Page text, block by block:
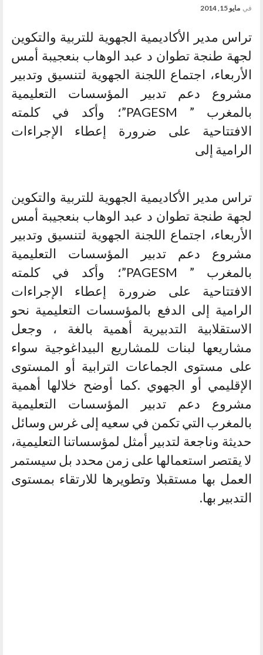
في مايو 15, 2014
تراس مدير الأكاديمية الجهوية للتربية والتكوين
لجهة طنجة تطوان د عبد الوهاب بنعجيبة أمس
الأربعاء، اجتماع اللجنة الجهوية لتنسيق وتدبير
مشروع دعم تدبير المؤسسات التعليمية
بالمغرب ” PAGESM”؛ وأكد في كلمته
الافتتاحية على ضرورة إعطاء الإجراءات
الرامية إلى
تراس مدير الأكاديمية الجهوية للتربية والتكوين
لجهة طنجة تطوان د عبد الوهاب بنعجيبة أمس
الأربعاء، اجتماع اللجنة الجهوية لتنسيق وتدبير
مشروع دعم تدبير المؤسسات التعليمية
بالمغرب ” PAGESM”؛ وأكد في كلمته
الافتتاحية على ضرورة إعطاء الإجراءات
الرامية إلى الدفع بالمؤسسات التعليمية نحو
الاستقلابية التدبيرية أهمية بالغة ، وجعل
مشاريعها لبنات للمشاريع البيداغوجية سواء
على مستوى الجماعات الترابية أو المستوى
الإقليمي أو الجهوي .كما أوضح خلالها أهمية
مشروع دعم تدبير المؤسسات التعليمية
بالمغرب التي تكمن في سعيه إلى غرس وسائل
حديثة وناجعة لتدبير أمثل لمؤسساتنا التعليمية،
لا يقتصر استعمالها على زمن محدد بل سيستمر
العمل بها مستقبلا وتطويرها للارتقاء بمستوى
التدبير بها.